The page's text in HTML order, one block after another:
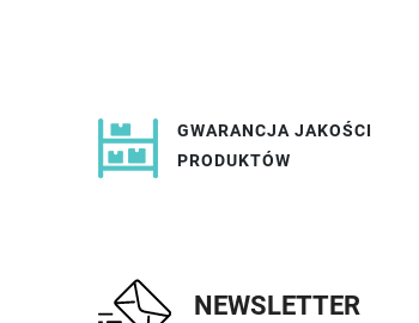
GWARANCJA JAKOŚCI
PRODUKTÓW
NEWSLETTER